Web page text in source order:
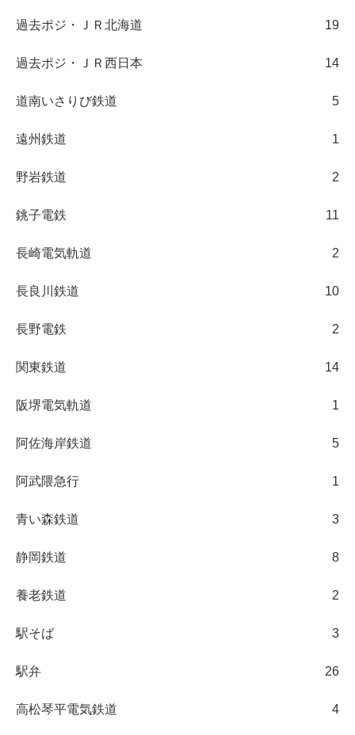
過去ポジ・ＪＲ北海道 19
過去ポジ・ＪＲ西日本 14
道南いさりび鉄道 5
遠州鉄道 1
野岩鉄道 2
銚子電鉄 11
長崎電気軌道 2
長良川鉄道 10
長野電鉄 2
関東鉄道 14
阪堺電気軌道 1
阿佐海岸鉄道 5
阿武隈急行 1
青い森鉄道 3
静岡鉄道 8
養老鉄道 2
駅そば 3
駅弁 26
高松琴平電気鉄道 4